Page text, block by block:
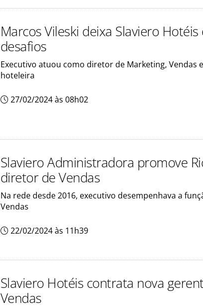
Marcos Vileski deixa Slaviero
desafios
Executivo atuou como diretor de Marketing, Vendas
hoteleira
27/02/2024 às 08h02
Slaviero Administradora promove
diretor de Vendas
Na rede desde 2016, executivo desempenhava a
Vendas
22/02/2024 às 11h39
Slaviero Hotéis contrata nova
Vendas